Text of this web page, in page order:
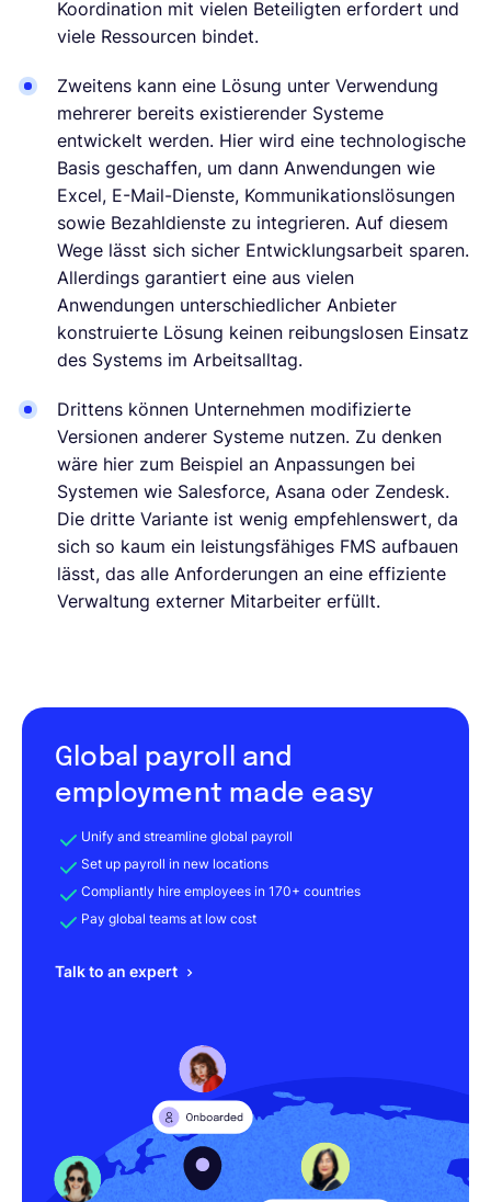
Koordination mit vielen Beteiligten erfordert und
viele Ressourcen bindet.
Zweitens kann eine Lösung unter Verwendung
mehrerer bereits existierender Systeme
entwickelt werden. Hier wird eine technologische
Basis geschaffen, um dann Anwendungen wie
Excel, E-Mail-Dienste, Kommunikationslösungen
sowie Bezahldienste zu integrieren. Auf diesem
Wege lässt sich sicher Entwicklungsarbeit sparen.
Allerdings garantiert eine aus vielen
Anwendungen unterschiedlicher Anbieter
konstruierte Lösung keinen reibungslosen Einsatz
des Systems im Arbeitsalltag.
Drittens können Unternehmen modifizierte
Versionen anderer Systeme nutzen. Zu denken
wäre hier zum Beispiel an Anpassungen bei
Systemen wie Salesforce, Asana oder Zendesk.
Die dritte Variante ist wenig empfehlenswert, da
sich so kaum ein leistungsfähiges FMS aufbauen
lässt, das alle Anforderungen an eine effiziente
Verwaltung externer Mitarbeiter erfüllt.
Global payroll and
employment made easy
Unify and streamline global payroll
Set up payroll in new locations
Compliantly hire employees in 170+ countries
Pay global teams at low cost
Talk to an expert